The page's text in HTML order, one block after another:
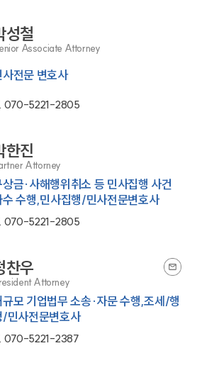
성철
Associate Attorney
사전문 변호사
070-5221-2805
한진
Attorney
상금·사해행위취소 등 민사집행 사건
수 수행,민사집행/민사전문변호사
070-5221-2805
찬우
Attorney
규모 기업법무 소송·자문 수행,조세/행
/민사전문변호사
070-5221-2387